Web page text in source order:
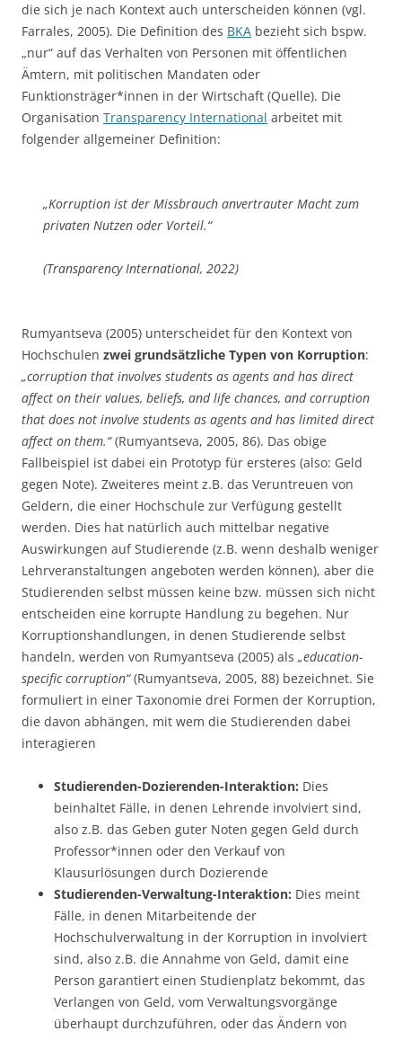
die sich je nach Kontext auch unterscheiden können (vgl.
Farrales, 2005). Die Definition des BKA bezieht sich bspw.
„nur“ auf das Verhalten von Personen mit öffentlichen
Ämtern, mit politischen Mandaten oder
Funktionsträger*innen in der Wirtschaft (Quelle). Die
Organisation Transparency International arbeitet mit
folgender allgemeiner Definition:
„Korruption ist der Missbrauch anvertrauter Macht zum
privaten Nutzen oder Vorteil.“
(Transparency International, 2022)
Rumyantseva (2005) unterscheidet für den Kontext von
Hochschulen zwei grundsätzliche Typen von Korruption:
„corruption that involves students as agents and has direct
affect on their values, beliefs, and life chances, and corruption
that does not involve students as agents and has limited direct
affect on them.“(Rumyantseva, 2005, 86). Das obige
Fallbeispiel ist dabei ein Prototyp für ersteres (also: Geld
gegen Note). Zweiteres meint z.B. das Veruntreuen von
Geldern, die einer Hochschule zur Verfügung gestellt
werden. Dies hat natürlich auch mittelbar negative
Auswirkungen auf Studierende (z.B. wenn deshalb weniger
Lehrveranstaltungen angeboten werden können), aber die
Studierenden selbst müssen keine bzw. müssen sich nicht
entscheiden eine korrupte Handlung zu begehen. Nur
Korruptionshandlungen, in denen Studierende selbst
handeln, werden von Rumyantseva (2005) als „education-
specific corruption“(Rumyantseva, 2005, 88) bezeichnet. Sie
formuliert in einer Taxonomie drei Formen der Korruption,
die davon abhängen, mit wem die Studierenden dabei
interagieren
Studierenden-Dozierenden-Interaktion: Dies
beinhaltet Fälle, in denen Lehrende involviert sind,
also z.B. das Geben guter Noten gegen Geld durch
Professor*innen oder den Verkauf von
Klausurlösungen durch Dozierende
Studierenden-Verwaltung-Interaktion: Dies meint
Fälle, in denen Mitarbeitende der
Hochschulverwaltung in der Korruption in involviert
sind, also z.B. die Annahme von Geld, damit eine
Person garantiert einen Studienplatz bekommt, das
Verlangen von Geld, vom Verwaltungsvorgänge
überhaupt durchzuführen, oder das Ändern von